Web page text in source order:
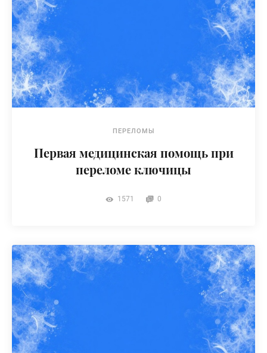
ПЕРЕЛОМЫ
Первая медицинская помощь при
переломе ключицы
1571 0